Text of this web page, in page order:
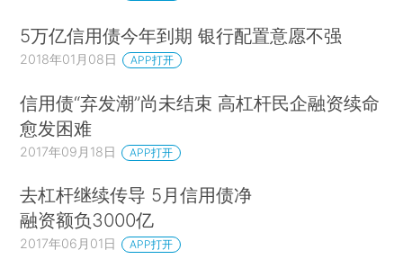
5万亿信用债今年到期 银行配置意愿不强
2018年01月08日 APP打开
信用债“弃发潮”尚未结束 高杠杆民企融资续命
愈发困难
2017年09月18日 APP打开
去杠杆继续传导 5月信用债净
融资额负3000亿
2017年06月01日 APP打开